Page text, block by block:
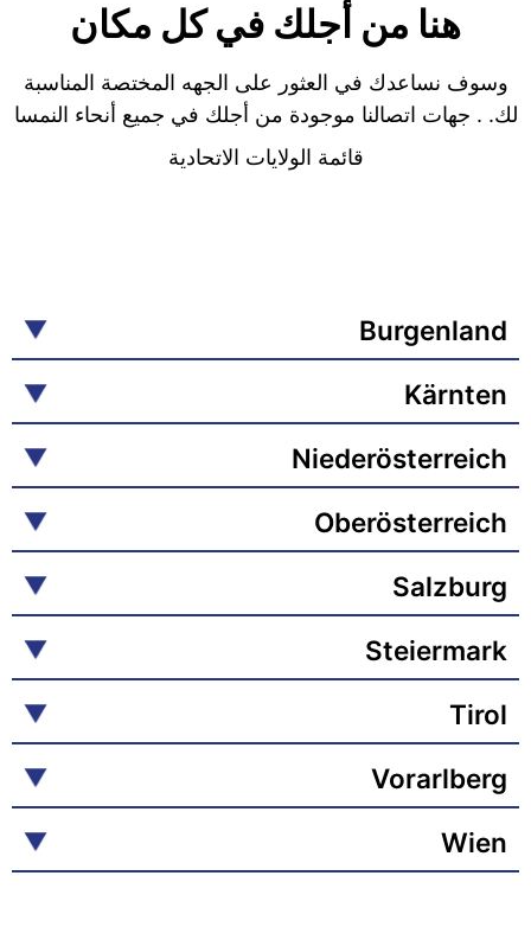
هنا من أجلك في كل مكان
وسوف نساعدك في العثور على الجهه المختصة المناسبة
لك. . جهات اتصالنا موجودة من أجلك في جميع أنحاء النمسا
قائمة الولايات الاتحادية
Burgenland
Kärnten
Niederösterreich
Oberösterreich
Salzburg
Steiermark
Tirol
Vorarlberg
Wien